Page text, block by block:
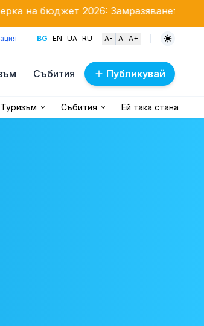
2026: Замразяването на заплатите
BG EN UA RU A- A A+
Събития Публикувай
Туризъм Събития Ей така стана